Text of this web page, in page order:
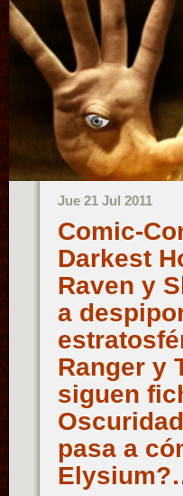
Jue 21 Jul 2011
Comic-
Darkest
Raven y
a
Ranger y
siguen
pasa a